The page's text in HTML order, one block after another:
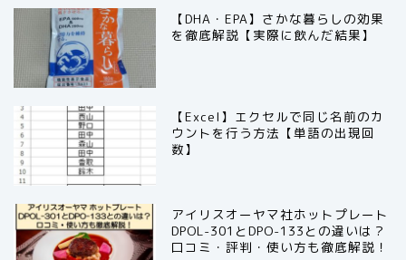
【DHA・EPA】さかな暮らしの効果
を徹底解説【実際に飲んだ結果】
【Excel】エクセルで同じ名前のカ
ウントを行う方法【単語の出現回
数】
アイリスオーヤマ社ホットプレート
DPOL-301とDPO-133との違いは？
口コミ・評判・使い方も徹底解説！